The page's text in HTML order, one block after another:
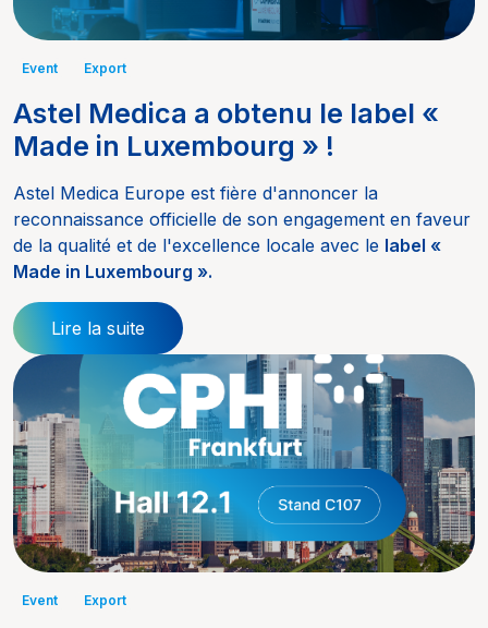
Event Export
Astel Medica a obtenu le label «
Made in Luxembourg » !
Astel Medica Europe est fière d'annoncer la
reconnaissance officielle de son engagement en faveur
de la qualité et de l'excellence locale avec le label «
Made in Luxembourg ».
Lire la suite
Event Export